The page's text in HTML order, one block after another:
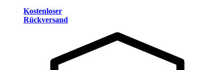
Kostenloser
Rückversand